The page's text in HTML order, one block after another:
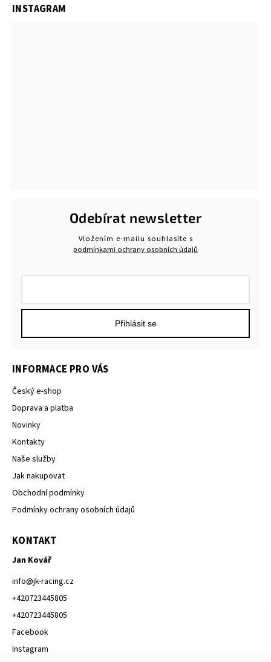
INSTAGRAM
INFORMACE PRO VÁS
Český e-shop
Doprava a platba
Novinky
Kontakty
Naše služby
Jak nakupovat
Obchodní podmínky
Podmínky ochrany osobních údajů
KONTAKT
Jan Kovář
info@jk-racing.cz
+420723445805
+420723445805
Facebook
Instagram
Odebírat newsletter
Vložením e-mailu souhlasíte s
podmínkami ochrany osobních údajů
Přihlásit se